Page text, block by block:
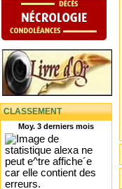
CLASSEMENT
Moy. 3 derniers mois